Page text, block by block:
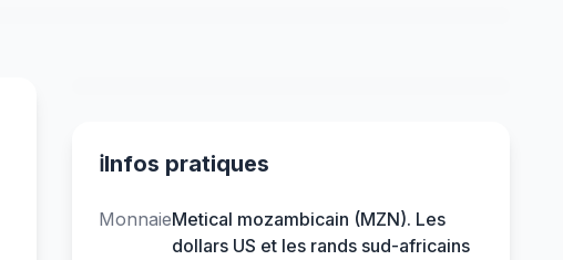
ℹ️Infos pratiques
MonnaieMetical mozambicain (MZN). Les
dollars US et les rands sud-africains